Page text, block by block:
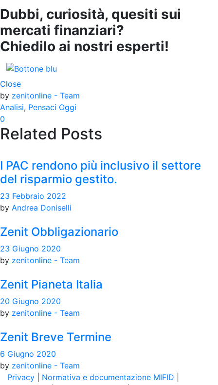
Dubbi, curiosità, quesiti sui
mercati finanziari?
Chiedilo ai nostri esperti!
Close
by zenitonline - Team
Analisi, Pensaci Oggi
0
Related Posts
I PAC rendono più inclusivo il settore
del risparmio gestito.
23 Febbraio 2022
by Andrea Doniselli
Zenit Obbligazionario
23 Giugno 2020
by zenitonline - Team
Zenit Pianeta Italia
20 Giugno 2020
by zenitonline - Team
Zenit Breve Termine
6 Giugno 2020
by zenitonline - Team
Privacy
Normativa e documentazione MIFID